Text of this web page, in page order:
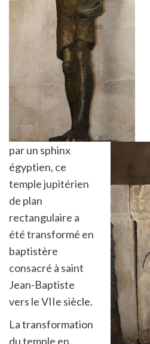
par un sphinx
égyptien, ce
temple jupitérien
de plan
rectangulaire a
été transformé en
baptistère
consacré à saint
Jean-Baptiste
vers le VIIe siècle.
La transformation
du temple en